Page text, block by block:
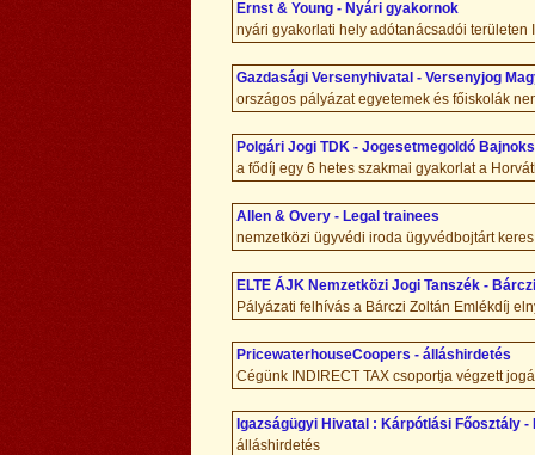
Ernst & Young - Nyári gyakornok
nyári gyakorlati hely adótanácsadói területen
Gazdasági Versenyhivatal - Versenyjog
országos pályázat egyetemek és főiskolák
Polgári Jogi TDK - Jogesetmegoldó
a fődíj egy 6 hetes szakmai gyakorlat a
Allen & Overy - Legal trainees
nemzetközi ügyvédi iroda ügyvédbojtárt keres
ELTE ÁJK Nemzetközi Jogi Tanszék -
Pályázati felhívás a Bárczi Zoltán Emlékdíj
PricewaterhouseCoopers - álláshirdetés
Cégünk INDIRECT TAX csoportja végzett
Igazságügyi Hivatal : Kárpótlási Főosztály
álláshirdetés